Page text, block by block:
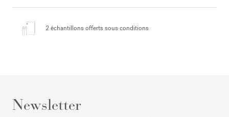
2 échantillons offerts sous conditions
Newsletter